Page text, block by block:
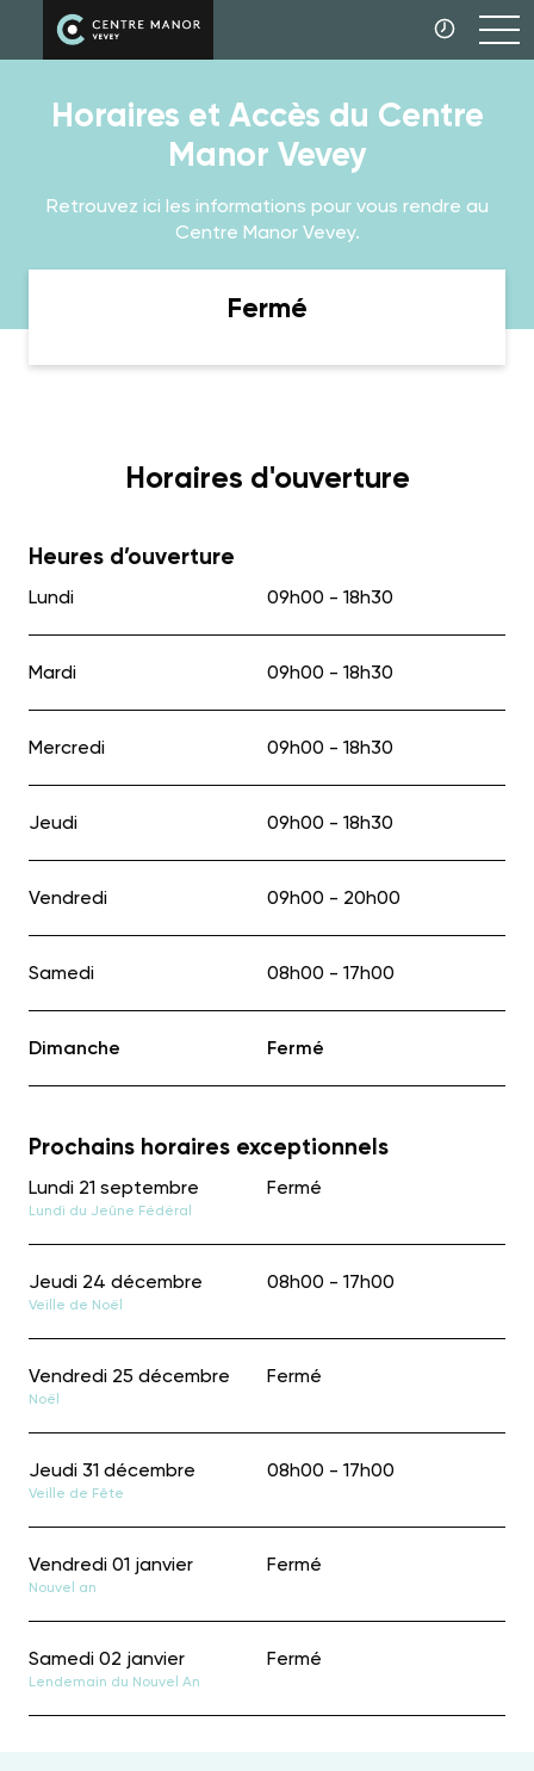
Horaires et Accès du Centre
Manor Vevey
Retrouvez ici les informations pour vous rendre au
Centre Manor Vevey.
Fermé
Horaires d'ouverture
Heures d’ouverture
Lundi 09h00 - 18h30
Mardi 09h00 - 18h30
Mercredi 09h00 - 18h30
Jeudi 09h00 - 18h30
Vendredi 09h00 - 20h00
Samedi 08h00 - 17h00
Dimanche Fermé
Prochains horaires exceptionnels
Lundi 21 septembre Fermé
Lundi du Jeûne Fédéral
Jeudi 24 décembre 08h00 - 17h00
Veille de Noël
Vendredi 25 décembre Fermé
Noël
Jeudi 31 décembre 08h00 - 17h00
Veille de Fête
Vendredi 01 janvier Fermé
Nouvel an
Samedi 02 janvier Fermé
Lendemain du Nouvel An